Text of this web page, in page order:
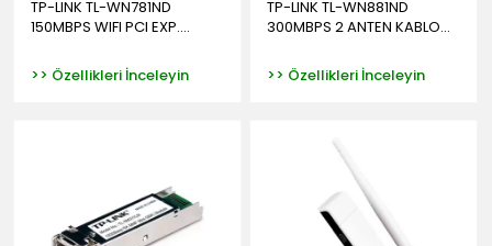
TP-LINK TL-WN781ND
150MBPS WIFI PCI EXP....
>> Özellikleri İnceleyin
TP-LINK TL-WN881ND
300MBPS 2 ANTEN KABLO...
>> Özellikleri İnceleyin